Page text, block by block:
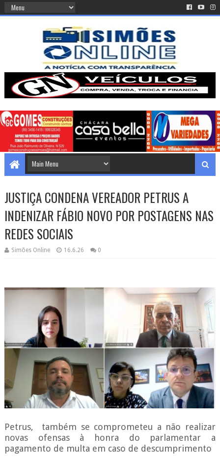
JUSTIÇA CONDENA VEREADOR PETRUS A
INDENIZAR FÁBIO NOVO POR POSTAGENS NAS
REDES SOCIAIS
Simões Online 16.6.26 0
Petrus, também se comprometeu a não realizar
novas ofensas à honra do parlamentar a
pagamento de multa em caso de descumprimento